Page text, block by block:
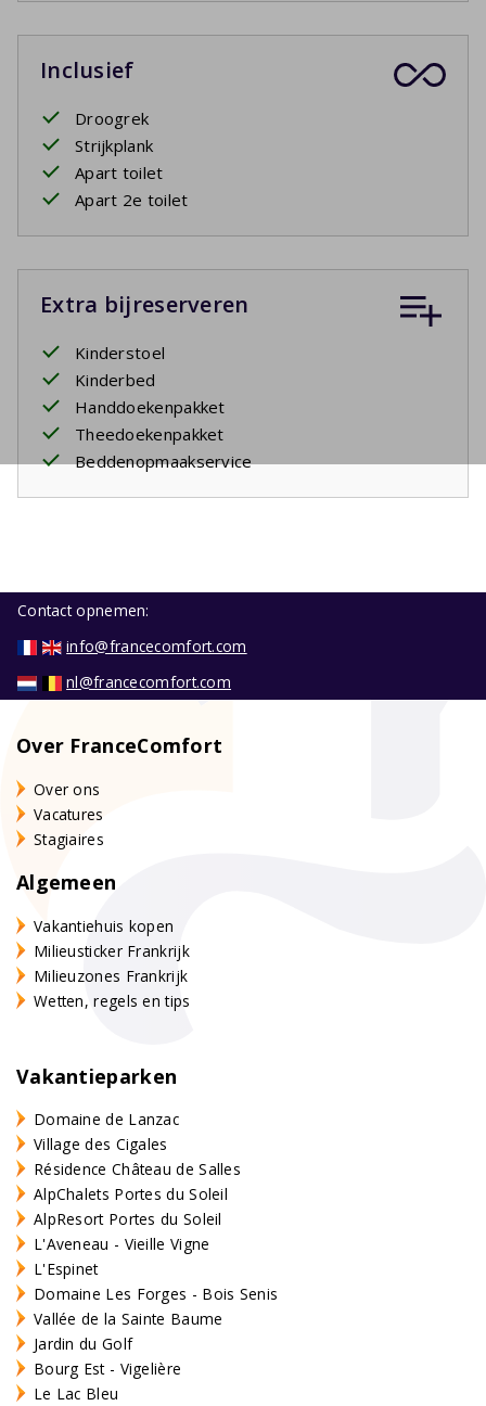
Inclusief
Droogrek
Strijkplank
Apart toilet
Apart 2e toilet
Extra bijreserveren
Kinderstoel
Kinderbed
Handdoekenpakket
Theedoekenpakket
Beddenopmaakservice
Contact opnemen:
info@francecomfort.com
nl@francecomfort.com
Over FranceComfort
Over ons
Vacatures
Stagiaires
Algemeen
Vakantiehuis kopen
Milieusticker Frankrijk
Milieuzones Frankrijk
Wetten, regels en tips
Vakantieparken
Domaine de Lanzac
Village des Cigales
Résidence Château de Salles
AlpChalets Portes du Soleil
AlpResort Portes du Soleil
L'Aveneau - Vieille Vigne
L'Espinet
Domaine Les Forges - Bois Senis
Vallée de la Sainte Baume
Jardin du Golf
Bourg Est - Vigelière
Le Lac Bleu